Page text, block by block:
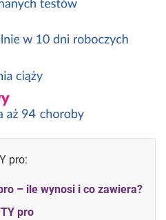
pro:
– ile wynosi i co zawiera?
pro